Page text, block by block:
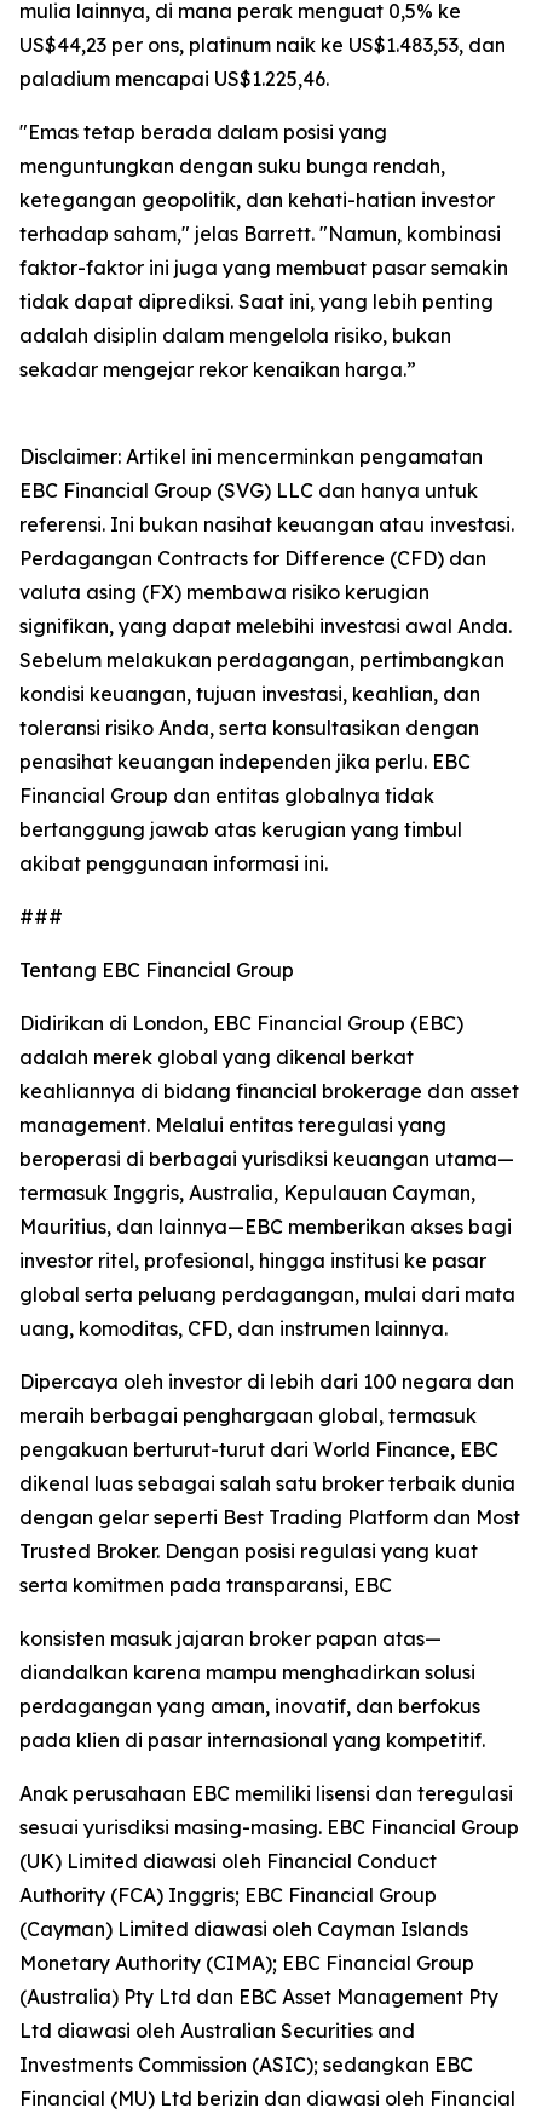
mulia lainnya, di mana perak menguat 0,5% ke
US$44,23 per ons, platinum naik ke US$1.483,53, dan
paladium mencapai US$1.225,46.
"Emas tetap berada dalam posisi yang
menguntungkan dengan suku bunga rendah,
ketegangan geopolitik, dan kehati-hatian investor
terhadap saham," jelas Barrett. "Namun, kombinasi
faktor-faktor ini juga yang membuat pasar semakin
tidak dapat diprediksi. Saat ini, yang lebih penting
adalah disiplin dalam mengelola risiko, bukan
sekadar mengejar rekor kenaikan harga.”
Disclaimer: Artikel ini mencerminkan pengamatan
EBC Financial Group (SVG) LLC dan hanya untuk
referensi. Ini bukan nasihat keuangan atau investasi.
Perdagangan Contracts for Difference (CFD) dan
valuta asing (FX) membawa risiko kerugian
signifikan, yang dapat melebihi investasi awal Anda.
Sebelum melakukan perdagangan, pertimbangkan
kondisi keuangan, tujuan investasi, keahlian, dan
toleransi risiko Anda, serta konsultasikan dengan
penasihat keuangan independen jika perlu. EBC
Financial Group dan entitas globalnya tidak
bertanggung jawab atas kerugian yang timbul
akibat penggunaan informasi ini.
###
Tentang EBC Financial Group
Didirikan di London, EBC Financial Group (EBC)
adalah merek global yang dikenal berkat
keahliannya di bidang financial brokerage dan asset
management. Melalui entitas teregulasi yang
beroperasi di berbagai yurisdiksi keuangan utama—
termasuk Inggris, Australia, Kepulauan Cayman,
Mauritius, dan lainnya—EBC memberikan akses bagi
investor ritel, profesional, hingga institusi ke pasar
global serta peluang perdagangan, mulai dari mata
uang, komoditas, CFD, dan instrumen lainnya.
Dipercaya oleh investor di lebih dari 100 negara dan
meraih berbagai penghargaan global, termasuk
pengakuan berturut-turut dari World Finance, EBC
dikenal luas sebagai salah satu broker terbaik dunia
dengan gelar seperti Best Trading Platform dan Most
Trusted Broker. Dengan posisi regulasi yang kuat
serta komitmen pada transparansi, EBC
konsisten masuk jajaran broker papan atas—
diandalkan karena mampu menghadirkan solusi
perdagangan yang aman, inovatif, dan berfokus
pada klien di pasar internasional yang kompetitif.
Anak perusahaan EBC memiliki lisensi dan teregulasi
sesuai yurisdiksi masing-masing. EBC Financial Group
(UK) Limited diawasi oleh Financial Conduct
Authority (FCA) Inggris; EBC Financial Group
(Cayman) Limited diawasi oleh Cayman Islands
Monetary Authority (CIMA); EBC Financial Group
(Australia) Pty Ltd dan EBC Asset Management Pty
Ltd diawasi oleh Australian Securities and
Investments Commission (ASIC); sedangkan EBC
Financial (MU) Ltd berizin dan diawasi oleh Financial